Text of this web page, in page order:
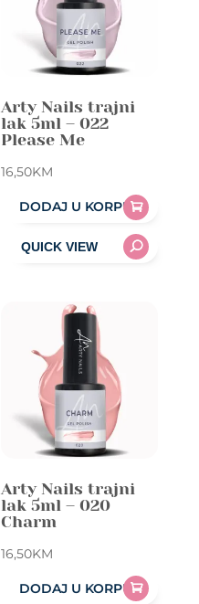
Arty Nails trajni
lak 5ml – 022
Please Me
16,50KM
DODAJ U KORPU
Arty Nails trajni
lak 5ml – 020
Charm
16,50KM
DODAJ U KORPU